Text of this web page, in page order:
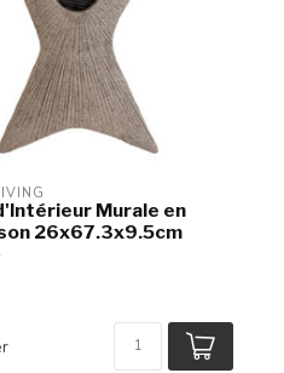
Murale en
26x67.3x9.5cm